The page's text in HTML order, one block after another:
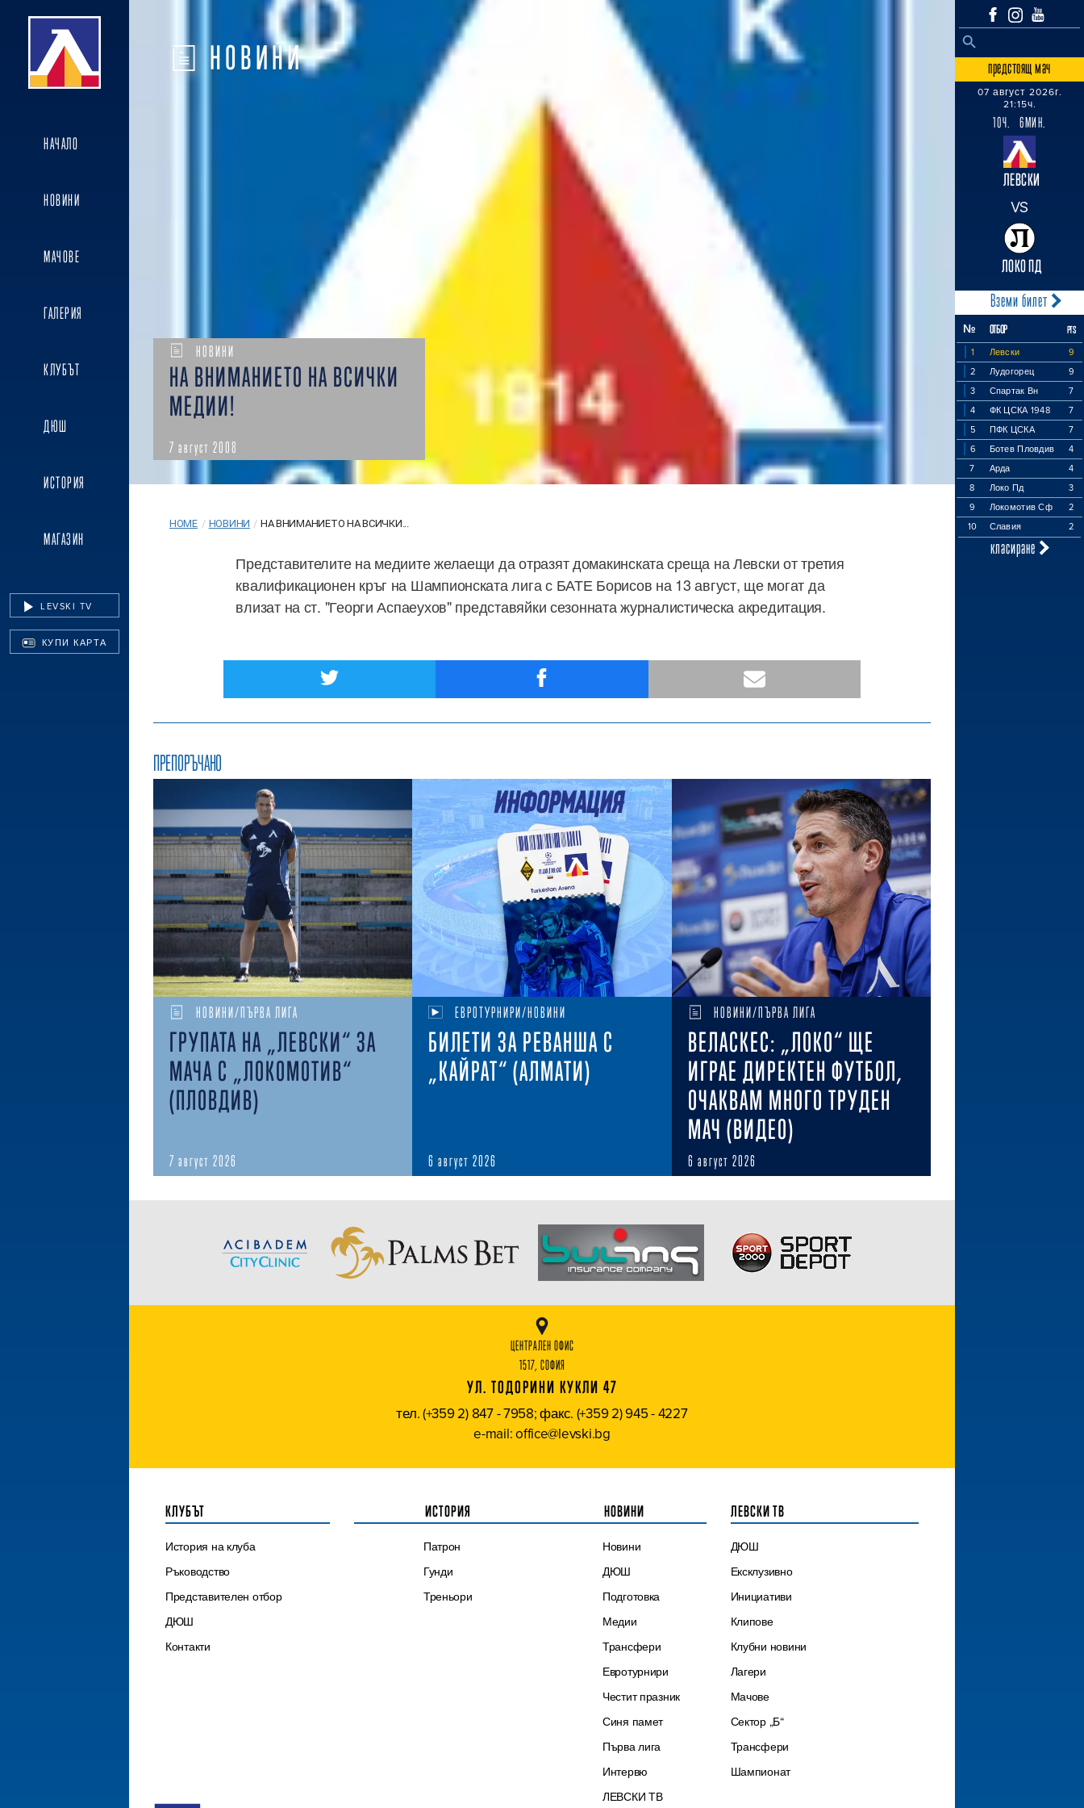
НАЧАЛО
НОВИНИ
МАЧОВЕ
ГАЛЕРИЯ
КЛУБЪТ
ДЮШ
ИСТОРИЯ
МАГАЗИН
LEVSKI TV
КУПИ КАРТА
Search
SEARCH BUTTON
предстоящ мач
07 август 2026г.
21:15ч.
10Ч. 6МИН.
ЛЕВСКИ
VS
ЛОКО ПД
Вземи билет
№ ОТБОР PTS
1 Левски
9
2
Лудогорец
9
3
Спартак Вн
7
4
ФК ЦСКА 1948
7
5
ПФК ЦСКА
7
6
Ботев Пловдив
4
7
Арда
4
8
Локо Пд
3
9
Локомотив Сф
2
10
Славия 2
класиране
НОВИНИ
НОВИНИ
НА ВНИМАНИЕТО НА ВСИЧКИ
МЕДИИ!
7 август 2008
HOME / НОВИНИ / НА ВНИМАНИЕТО НА ВСИЧКИ...
Представителите на медиите желаещи да отразят домакинската среща на Левски от третия
квалификационен кръг на Шампионската лига с БАТЕ Борисов на 13 август, ще могат да
влизат на ст. "Георги Аспаеухов" представяйки сезонната журналистическа акредитация.
ПРЕПОРЪЧАНО
НОВИНИ/ПЪРВА ЛИГА
ГРУПАТА НА „ЛЕВСКИ“ ЗА
МАЧА С „ЛОКОМОТИВ“
(ПЛОВДИВ)
7 август 2026
ЕВРОТУРНИРИ/НОВИНИ
БИЛЕТИ ЗА РЕВАНША С
„КАЙРАТ“ (АЛМАТИ)
6 август 2026
НОВИНИ/ПЪРВА ЛИГА
ВЕЛАСКЕС: „ЛОКО“ ЩЕ
ИГРАЕ ДИРЕКТЕН ФУТБОЛ,
ОЧАКВАМ МНОГО ТРУДЕН
МАЧ (ВИДЕО)
6 август 2026
ЦЕНТРАЛЕН ОФИС
1517, СОФИЯ
УЛ. ТОДОРИНИ КУКЛИ 47
тел. (+359 2) 847 - 7958; факс. (+359 2) 945 - 4227
e-mail: office@levski.bg
КЛУБЪТ
История на клуба
Ръководство
Представителен отбор
ДЮШ
Контакти
ИСТОРИЯ
Патрон
Гунди
Треньори
НОВИНИ
Новини
ДЮШ
Подготовка
Медии
Трансфери
Евротурнири
Честит празник
Синя памет
Първа лига
Интервю
ЛЕВСКИ ТВ
ЛЕВСКИ ТВ
ДЮШ
Ексклузивно
Инициативи
Клипове
Клубни новини
Лагери
Мачове
Сектор „Б“
Трансфери
Шампионат